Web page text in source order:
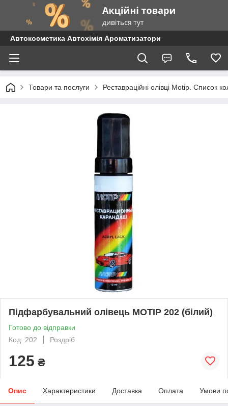
Автокосметика Автохімія Ароматизатори
Товари та послуги Реставраційні олівці Motip. Список
Підфарбувальний олівець MOTIP 202 (білий)
Готово до відправки
Код: 202
Роздріб
125 ₴
Опис Характеристики Доставка Оплата Умови